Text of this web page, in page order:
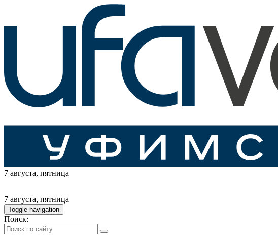
7 августа, пятница
7 августа, пятница
Toggle navigation
Поиск: